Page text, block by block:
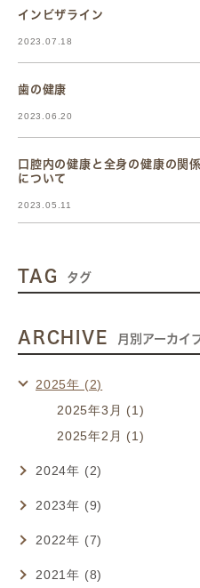
インビザライン
2023.07.18
歯の健康
2023.06.20
口腔内の健康と全身の健康の関
について
2023.05.11
TAG タグ
ARCHIVE 月別アーカイ
2025年 (2)
2025年3月 (1)
2025年2月 (1)
2024年 (2)
2023年 (9)
2022年 (7)
2021年 (8)